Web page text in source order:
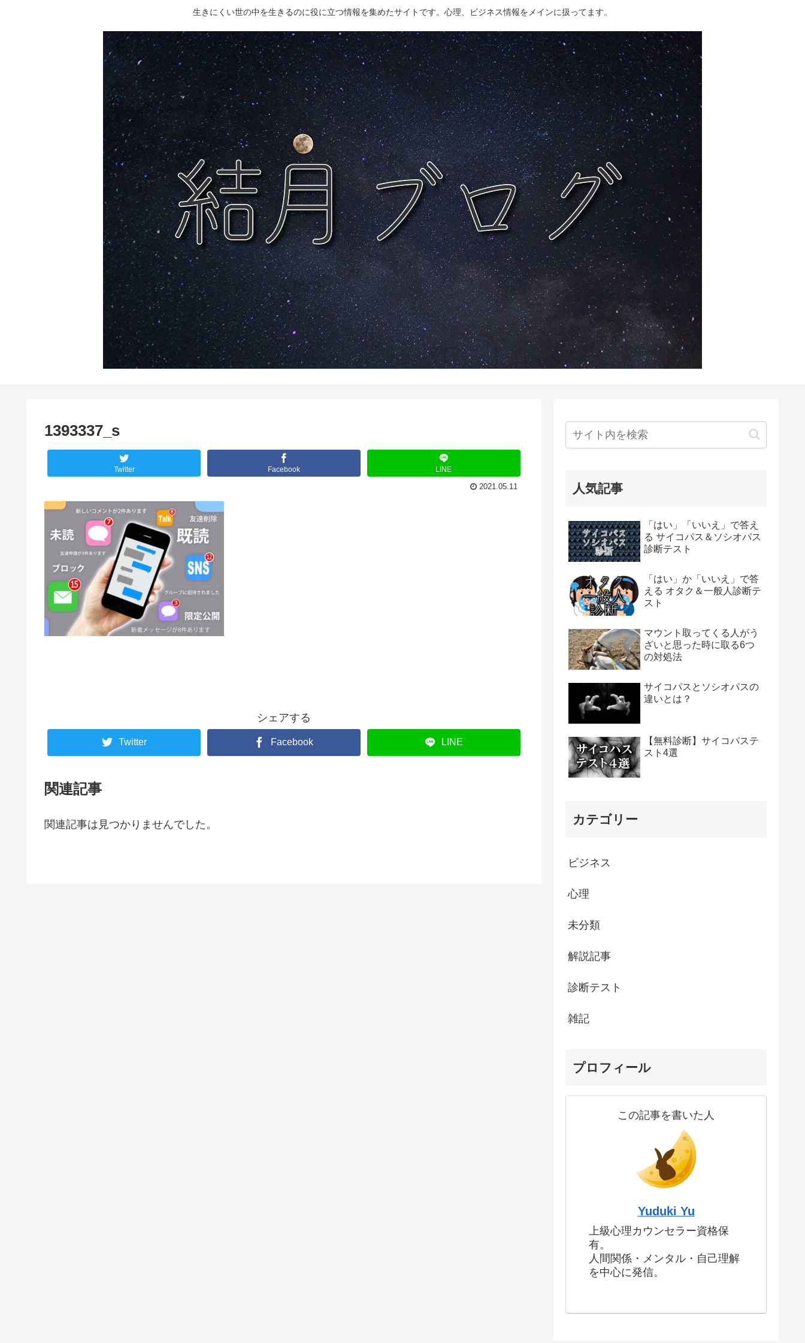
生きにくい世の中を生きるのに役に立つ情報を集めたサイトです。心理、ビジネス情報をメインに扱ってます。
1393337_s
Twitter Facebook LINE
2021.05.11
シェアする
Twitter Facebook LINE
関連記事
関連記事は見つかりませんでした。
人気記事
「はい」「いいえ」で答え
る サイコパス＆ソシオパス
診断テスト
「はい」か「いいえ」で答
える オタク＆一般人診断テ
スト
マウント取ってくる人がう
ざいと思った時に取る6つ
の対処法
サイコパスとソシオパスの
違いとは？
【無料診断】サイコパステ
スト4選
カテゴリー
ビジネス
心理
未分類
解説記事
診断テスト
雑記
プロフィール
この記事を書いた人
Yuduki Yu
上級心理カウンセラー資格保
有。
人間関係・メンタル・自己理解
を中心に発信。